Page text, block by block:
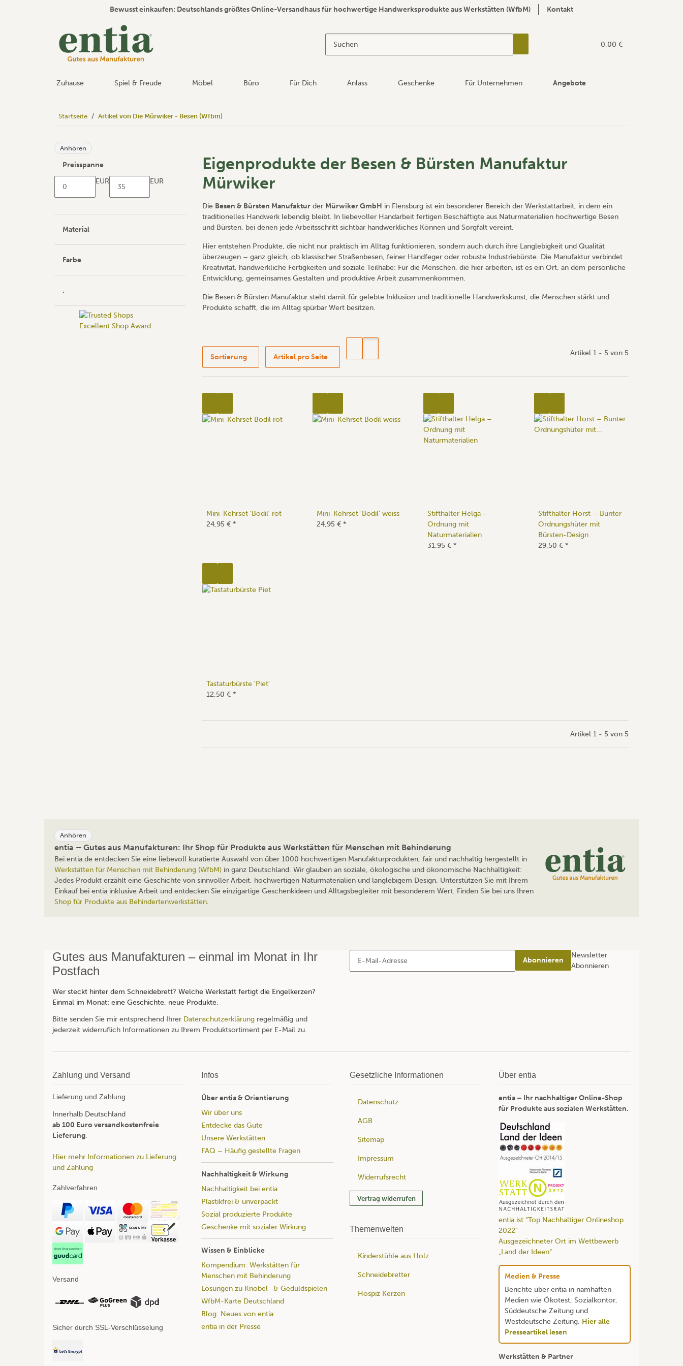
Bewusst einkaufen: Deutschlands größtes Online-Versandhaus für hochwertige Handwerksprodukte aus Werkstätten (WfbM) Kontakt
0,00 €
Zuhause Spiel & Freude Möbel Büro Für Dich Anlass Geschenke Für Unternehmen Angebote
Startseite Artikel von Die Mürwiker - Besen (Wfbm)
Anhören
Eigenprodukte der Besen & Bürsten Manufaktur
Mürwiker
Die Besen & Bürsten Manufakturder Mürwiker GmbH in Flensburg ist ein besonderer Bereich der Werkstattarbeit, in dem ein
traditionelles Handwerk lebendig bleibt. In liebevoller Handarbeit fertigen Beschäftigte aus Naturmaterialien hochwertige Besen
und Bürsten, bei denen jede Arbeitsschritt sichtbar handwerkliches Können und Sorgfalt vereint.
Hier entstehen Produkte, die nicht nur praktisch im Alltag funktionieren, sondern auch durch ihre Langlebigkeit und Qualität
überzeugen – ganz gleich, ob klassischer Straßenbesen, feiner Handfeger oder robuste Industriebürste. Die Manufaktur verbindet
Kreativität, handwerkliche Fertigkeiten und soziale Teilhabe: Für die Menschen, die hier arbeiten, ist es ein Ort, an dem persönliche
Entwicklung, gemeinsames Gestalten und produktive Arbeit zusammenkommen.
Die Besen & Bürsten Manufaktur steht damit für gelebte Inklusion und traditionelle Handwerkskunst, die Menschen stärkt und
Produkte schafft, die im Alltag spürbar Wert besitzen.
Sortierung Artikel pro Seite Artikel 1 - 5 von 5
Mini-Kehrset 'Bodil' rot
24,95 € *
Mini-Kehrset 'Bodil' weiss
24,95 €*
Stifthalter Helga –
Ordnung mit
Naturmaterialien
31,95 €*
Stifthalter Horst – Bunter
Ordnungshüter mit
Bürsten-Design
29,50 €*
Tastaturbürste 'Piet'
12,50 € *
Artikel 1 - 5 von 5
Preisspanne
EUR
EUR
Material
Farbe
.
Anhören
entia – Gutes aus Manufakturen: Ihr Shop für Produkte aus Werkstätten für Menschen mit Behinderung
Bei entia.de entdecken Sie eine liebevoll kuratierte Auswahl von über 1000 hochwertigen Manufakturprodukten, fair und nachhaltig hergestellt in
Werkstätten für Menschen mit Behinderung (WfbM) in ganz Deutschland. Wir glauben an soziale, ökologische und ökonomische Nachhaltigkeit:
Jedes Produkt erzählt eine Geschichte von sinnvoller Arbeit, hochwertigen Naturmaterialien und langlebigem Design. Unterstützen Sie mit Ihrem
Einkauf bei entia inklusive Arbeit und entdecken Sie einzigartige Geschenkideen und Alltagsbegleiter mit besonderem Wert. Finden Sie bei uns Ihren
Shop für Produkte aus Behindertenwerkstätten.
Gutes aus Manufakturen – einmal im Monat in Ihr
Postfach
Wer steckt hinter dem Schneidebrett? Welche Werkstatt fertigt die Engelkerzen?
Einmal im Monat: eine Geschichte, neue Produkte.
Bitte senden Sie mir entsprechend Ihrer Datenschutzerklärung regelmäßig und
jederzeit widerruflich Informationen zu Ihrem Produktsortiment per E-Mail zu.
Abonnieren
Newsletter
Abonnieren
Zahlung und Versand
Lieferung und Zahlung
Innerhalb Deutschland
ab 100 Euro versandkostenfreie
Lieferung.
Hier mehr Informationen zu Lieferung
und Zahlung
Zahlverfahren
Versand
Sicher durch SSL-Verschlüsselung
Infos
Über entia & Orientierung
Wir über uns
Entdecke das Gute
Unsere Werkstätten
FAQ – Häufig gestellte Fragen
Nachhaltigkeit & Wirkung
Nachhaltigkeit bei entia
Plastikfrei & unverpackt
Sozial produzierte Produkte
Geschenke mit sozialer Wirkung
Wissen & Einblicke
Kompendium: Werkstätten für
Menschen mit Behinderung
Lösungen zu Knobel- & Geduldspielen
WfbM-Karte Deutschland
Blog: Neues von entia
entia in der Presse
Gesetzliche Informationen
Datenschutz
AGB
Sitemap
Impressum
Widerrufsrecht
Vertrag widerrufen
Themenwelten
Kinderstühle aus Holz
Schneidebretter
Hospiz Kerzen
Über entia
entia – Ihr nachhaltiger Online-Shop
für Produkte aus sozialen Werkstätten.
entia ist "Top Nachhaltiger Onlineshop
2022"
Ausgezeichneter Ort im Wettbewerb
„Land der Ideen“
Medien & Presse
Berichte über entia in namhaften
Medien wie Ökotest, Sozialkontor,
Süddeutsche Zeitung und
Westdeutsche Zeitung. Hier alle
Presseartikel lesen
Werkstätten & Partner